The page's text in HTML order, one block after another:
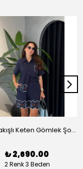
Luna Nakışlı Keten Gömlek Şort Takım - Lacivert
₺ 2,690.00
2 Renk 3 Beden